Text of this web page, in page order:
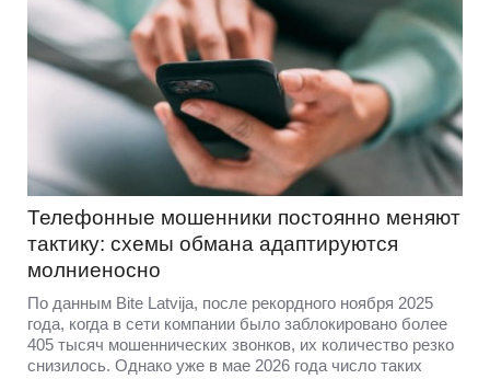
Телефонные мошенники постоянно меняют
тактику: схемы обмана адаптируются
молниеносно
По данным Bite Latvija, после рекордного ноября 2025
года, когда в сети компании было заблокировано более
405 тысяч мошеннических звонков, их количество резко
снизилось. Однако уже в мае 2026 года число таких